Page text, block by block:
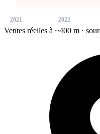
2021 2022
Ventes réelles à ~400 m ·